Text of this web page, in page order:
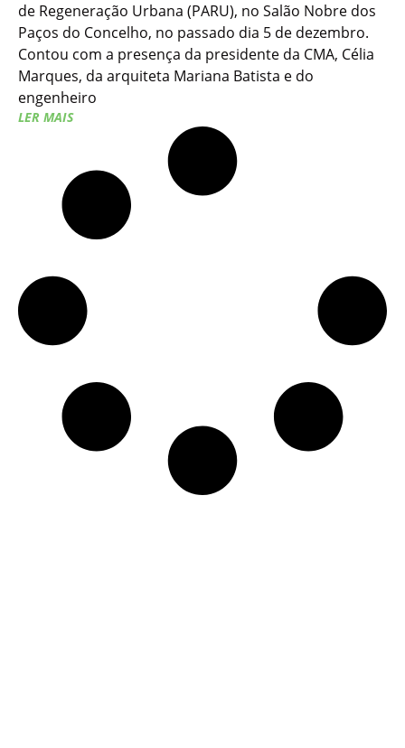
de Regeneração Urbana (PARU), no Salão Nobre dos
Paços do Concelho, no passado dia 5 de dezembro.
Contou com a presença da presidente da CMA, Célia
Marques, da arquiteta Mariana Batista e do
engenheiro
LER MAIS